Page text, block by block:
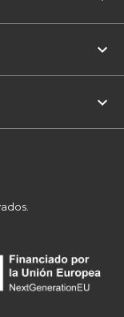
keyboard_arrow_down
